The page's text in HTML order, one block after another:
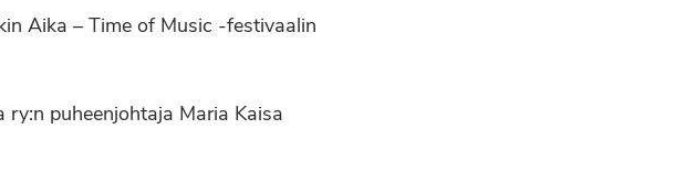
Aika – Time of Music -festivaalin
ry:n puheenjohtaja Maria Kaisa